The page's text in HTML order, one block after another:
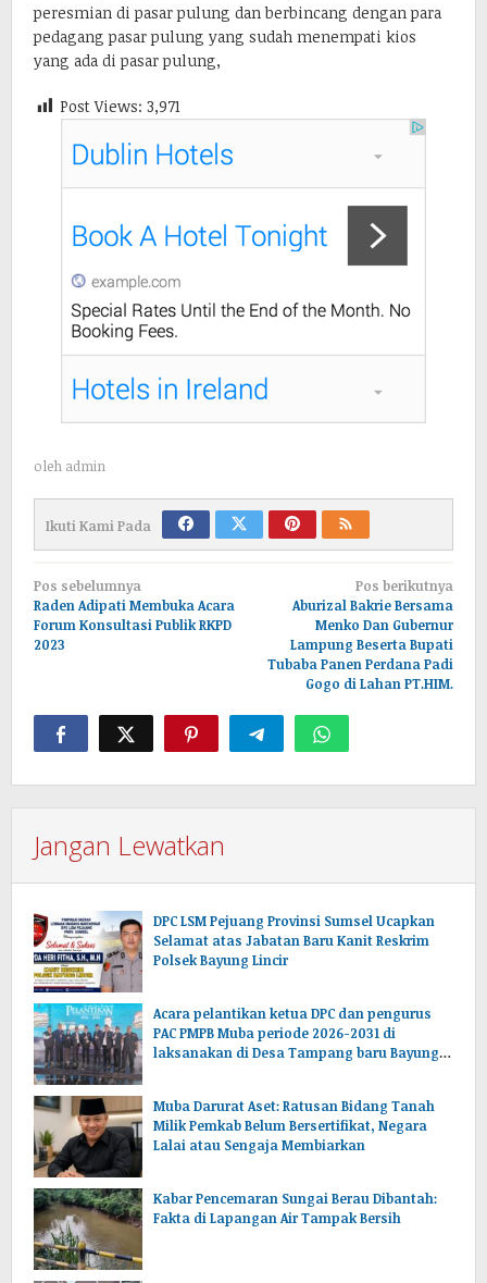
peresmian di pasar pulung dan berbincang dengan para
pedagang pasar pulung yang sudah menempati kios
yang ada di pasar pulung,
Post Views: 3,971
oleh admin
Ikuti Kami Pada
Navigasi
pos
Pos sebelumnya
Raden Adipati Membuka Acara
Forum Konsultasi Publik RKPD
2023
Pos berikutnya
Aburizal Bakrie Bersama
Menko Dan Gubernur
Lampung Beserta Bupati
Tubaba Panen Perdana Padi
Gogo di Lahan PT.HIM.
Jangan Lewatkan
DPC LSM Pejuang Provinsi Sumsel Ucapkan
Selamat atas Jabatan Baru Kanit Reskrim
Polsek Bayung Lincir
Acara pelantikan ketua DPC dan pengurus
PAC PMPB Muba periode 2026-2031 di
laksanakan di Desa Tampang baru Bayung
Muba Darurat Aset: Ratusan Bidang Tanah
Milik Pemkab Belum Bersertifikat, Negara
Lalai atau Sengaja Membiarkan
Kabar Pencemaran Sungai Berau Dibantah:
Fakta di Lapangan Air Tampak Bersih